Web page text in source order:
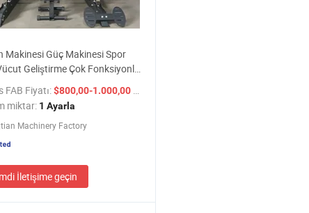
Makinesi Güç Makinesi Spor
Geliştirme Çok Fonksiyonlu
Fitness Ekipmanı
FAB Fiyatı:$800,00-1.000,00/ Ayarla
miktar: 1 Ayarla
Machinery Factory
İletişime geçin